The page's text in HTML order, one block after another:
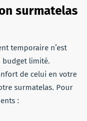
surmatelas
temporaire n’est
budget limité.
de celui en votre
surmatelas. Pour
: